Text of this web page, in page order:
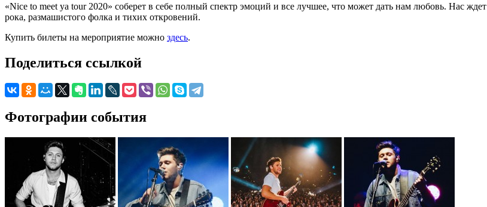
«Nice to meet ya tour 2020» соберет в себе полный спектр эмоций и все лучшее, что может дать нам любовь. Нас
рока, размашистого фолка и тихих откровений.
Купить билеты на мероприятие можно здесь.
Поделиться ссылкой
Фотографии события